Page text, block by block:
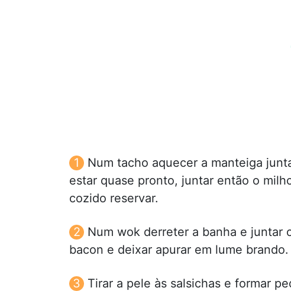
Num tacho aquecer a manteiga
estar quase pronto, juntar então o
cozido reservar.
Num wok derreter a banha e juntar
bacon e deixar apurar em lume brando.
Tirar a pele às salsichas e formar